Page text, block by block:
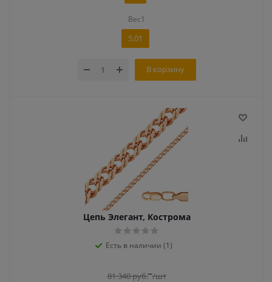
Вес1
5,01
В корзину
Цепь Элегант, Кострома
Есть в наличии (1)
81 340руб. /шт